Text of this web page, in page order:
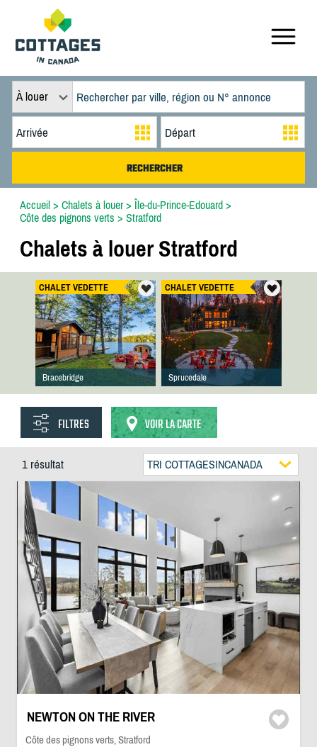
À louer
Accueil> Chalets à louer> Île-du-Prince-Edouard>
Côte des pignons verts > Stratford
Chalets à louer Stratford
CHALET VEDETTE
Bracebridge
CHALET VEDETTE
Sprucedale
FILTRES VOIR LA CARTE
1 résultat TRI COTTAGESINCANADA
NEWTON ON THE RIVER
Côte des pignons verts, Stratford